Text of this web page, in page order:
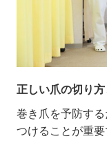
正しい爪の切り
巻き爪を予防す
つけることが重